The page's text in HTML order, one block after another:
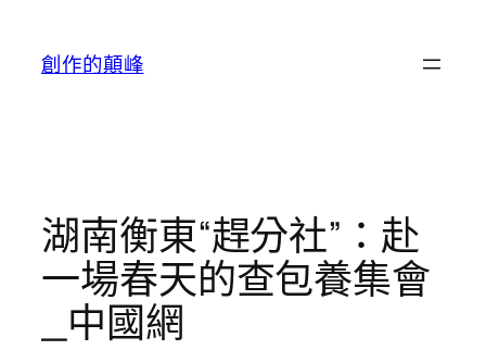
創作的顛峰
湖南衡東“趕分社”：赴
一場春天的查包養集會
_中國網